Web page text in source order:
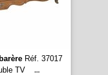
Réf. 37017
TV
...